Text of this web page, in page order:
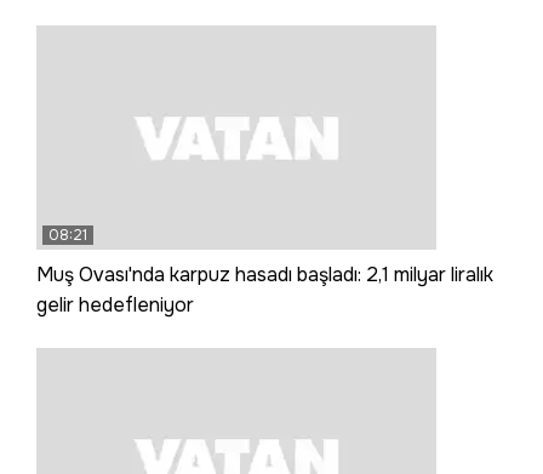
08:21
Muş Ovası'nda karpuz hasadı başladı: 2,1 milyar liralık
gelir hedefleniyor